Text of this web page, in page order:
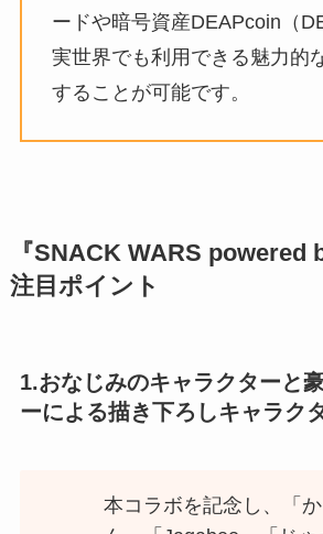
ードや暗号資産DEAPcoin（
実世界でも利⽤できる魅⼒的
することが可能です。
『SNACK WARS powered
注⽬ポイント
1.おなじみのキャラクターと
ーによる描き下ろしキャラク
本コラボを記念し、「